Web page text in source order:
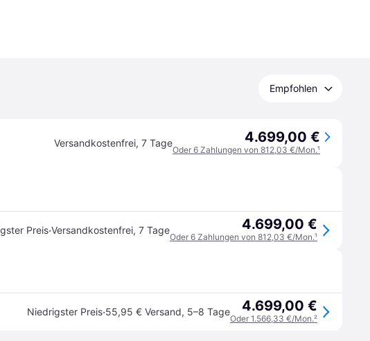
Empfohlen
Versandkostenfrei, 7 Tage 4.699,00 €
Oder 6 Zahlungen von 812,03 €/Mon.¹
Preis·Versandkostenfrei, 7 Tage 4.699,00 €
Oder 6 Zahlungen von 812,03 €/Mon.¹
Niedrigster Preis·55,95 € Versand, 5–8 Tage 4.699,00 €
Oder 1.566,33 €/Mon.²